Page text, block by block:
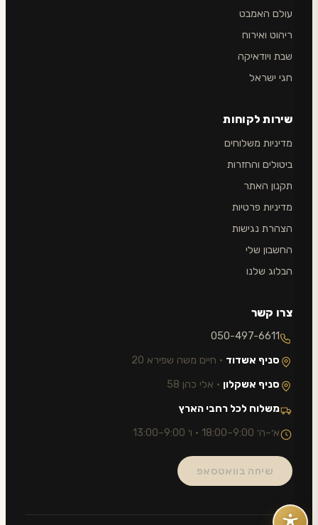
עולם האמבט
ריהוט ואירוח
שבת ויודאיקה
חגי ישראל
שירות לקוחות
מדיניות משלוחים
ביטולים והחזרות
תקנון האתר
מדיניות פרטיות
הצהרת נגישות
החשבון שלי
הבלוג שלנו
צרו קשר
050-497-6611
סניף אשדוד · חיים משה שפירא 20
סניף אשקלון · אלי כהן 58
משלוח לכל רחבי הארץ
א׳–ה׳ 9:00–18:00 · ו׳ 9:00–13:00
שיחה בוואטסאפ